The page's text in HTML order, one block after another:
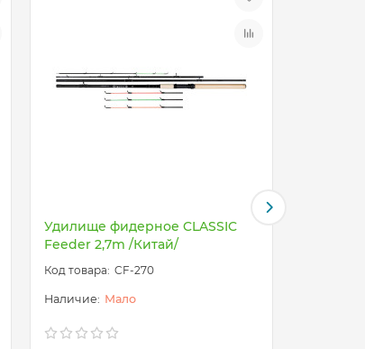
Удилище фидерное CLASSIC
Feeder 2,7m /Китай/
CF-270
Мало